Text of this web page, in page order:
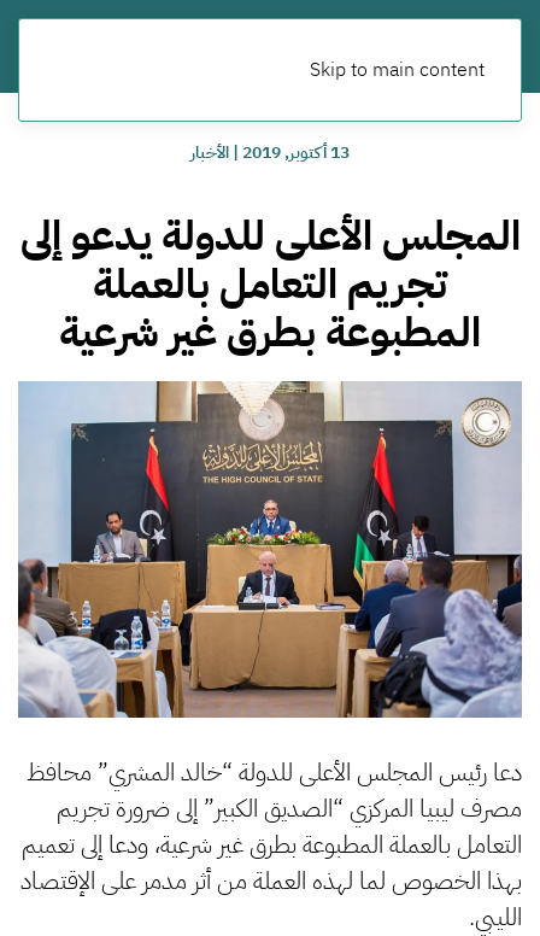
Skip to main content
13 أكتوبر, 2019 |الأخبار
المجلس الأعلى للدولة يدعو إلى
تجريم التعامل بالعملة
المطبوعة بطرق غير شرعية
دعا رئيس المجلس الأعلى للدولة “خالد المشري” محافظ
مصرف ليبيا المركزي “الصديق الكبير” إلى ضرورة تجريم
التعامل بالعملة المطبوعة بطرق غير شرعية، ودعا إلى تعميم
بهذا الخصوص لما لهذه العملة من أثر مدمر على الإقتصاد
الليبي.